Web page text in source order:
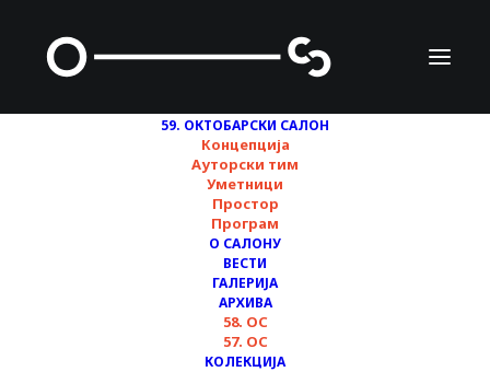
59. ОКТОБАРСКИ САЛОН
Концепција
Ауторски тим
Уметници
Простор
Програм
О САЛОНУ
ВЕСТИ
ГАЛЕРИЈА
АРХИВА
58. ОС
57. ОС
КОЛЕКЦИЈА
НЕМАЊА ЦВИЈАНОВИЋ